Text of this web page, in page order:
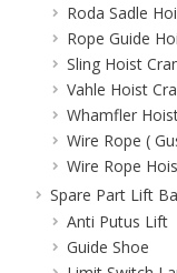
Roda Sadle
Rope Guide
Sling Hoist
Vahle Hoist
Whamfler
Wire Rope (
Wire Rope
Spare Part Lift
Anti Putus Lift
Guide Shoe